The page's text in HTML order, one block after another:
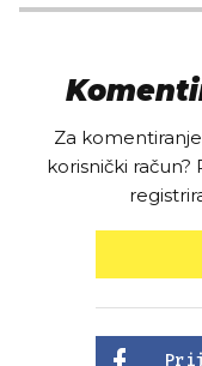
Za
korisnički račun?